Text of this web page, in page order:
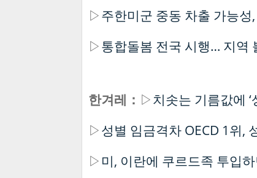
▷주한미군 중동 차출 가능
▷통합돌봄 전국 시행… 지역
한겨레： ▷치솟는 기름값에
▷성별 임금격차 OECD 1위,
▷ 미, 이란에 쿠르드족 투입